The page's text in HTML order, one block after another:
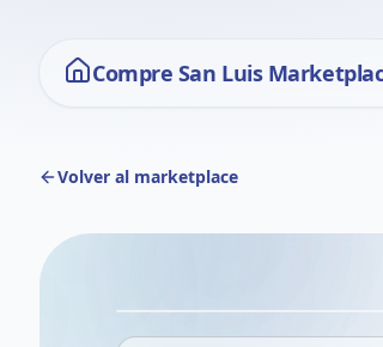
Compre San Luis
Volver al marketplace